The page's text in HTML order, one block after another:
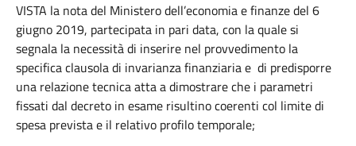
VISTA la nota del Ministero dell’economia e finanze del 6
giugno 2019, partecipata in pari data, con la quale si
segnala la necessità di inserire nel provvedimento la
specifica clausola di invarianza finanziaria e di predisporre
una relazione tecnica atta a dimostrare che i parametri
fissati dal decreto in esame risultino coerenti col limite di
spesa prevista e il relativo profilo temporale;